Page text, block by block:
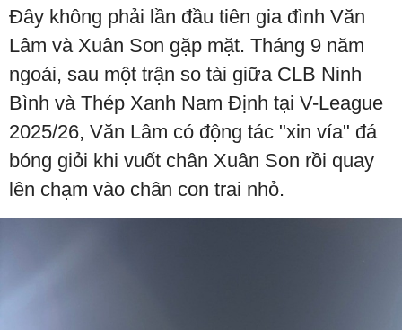
Đây không phải lần đầu tiên gia đình Văn
Lâm và Xuân Son gặp mặt. Tháng 9 năm
ngoái, sau một trận so tài giữa CLB Ninh
Bình và Thép Xanh Nam Định tại V-League
2025/26, Văn Lâm có động tác "xin vía" đá
bóng giỏi khi vuốt chân Xuân Son rồi quay
lên chạm vào chân con trai nhỏ.